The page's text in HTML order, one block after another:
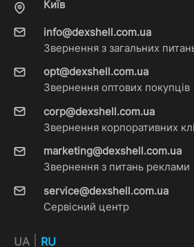
Київ
info@dexshell.com.ua
Звернення з загальних
opt@dexshell.com.ua
Звернення оптових покупців
corp@dexshell.com.ua
Звернення корпоративних
marketing@dexshell.com.ua
Звернення з питань реклами
service@dexshell.com.ua
Сервісний центр
UA RU